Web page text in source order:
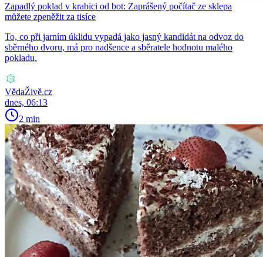
Zapadlý poklad v krabici od bot: Zaprášený počítač ze sklepa
můžete zpeněžit za tisíce
To, co při jarním úklidu vypadá jako jasný kandidát na odvoz do
sběrného dvoru, má pro nadšence a sběratele hodnotu malého
pokladu.
VědaŽivě.cz
dnes, 06:13
2 min